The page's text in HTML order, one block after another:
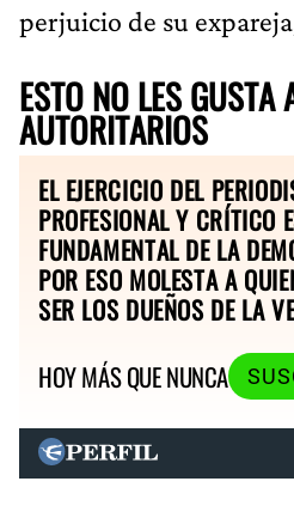
perjuicio de su
ESTO NO LES GUSTA
AUTORITARIOS
EL EJERCICIO DEL
PROFESIONAL Y CRÍTICO
FUNDAMENTAL DE LA
POR ESO MOLESTA A
SER LOS DUEÑOS DE LA
HOY MÁS QUE NUNCA